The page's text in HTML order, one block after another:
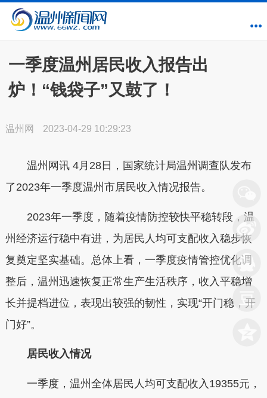
一季度温州居民收入报告出
炉！“钱袋子”又鼓了！
温州网 2023-04-29 10:29:23
温州网讯 4月28日，国家统计局温州调查队发布
了2023年一季度温州市居民收入情况报告。
2023年一季度，随着疫情防控较快平稳转段，温
州经济运行稳中有进，为居民人均可支配收入稳步恢
复奠定坚实基础。总体上看，一季度疫情管控优化调
整后，温州迅速恢复正常生产生活秩序，收入平稳增
长并提档进位，表现出较强的韧性，实现“开门稳，开
门好”。
居民收入情况
一季度，温州全体居民人均可支配收入 19355元 ，